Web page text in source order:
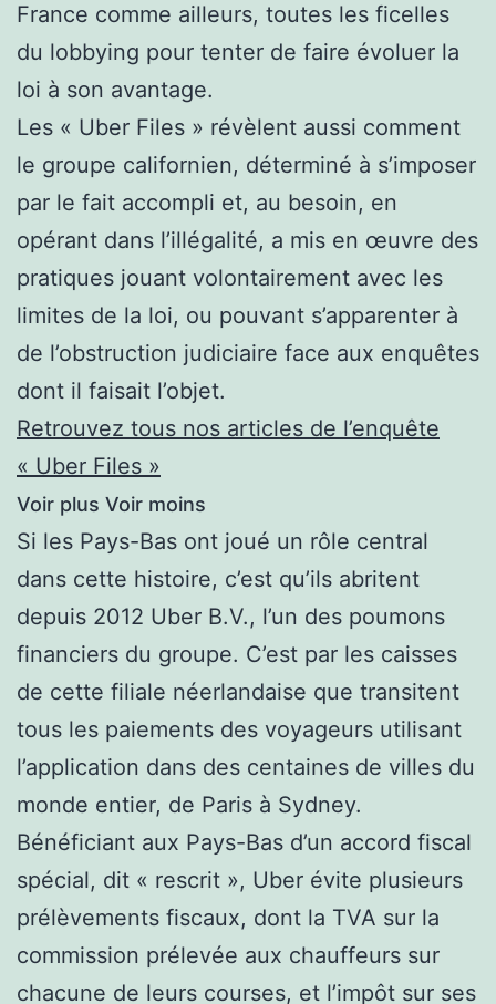
France comme ailleurs, toutes les ficelles
du lobbying pour tenter de faire évoluer la
loi à son avantage.
Les « Uber Files » révèlent aussi comment
le groupe californien, déterminé à s’imposer
par le fait accompli et, au besoin, en
opérant dans l’illégalité, a mis en œuvre des
pratiques jouant volontairement avec les
limites de la loi, ou pouvant s’apparenter à
de l’obstruction judiciaire face aux enquêtes
dont il faisait l’objet.
Retrouvez tous nos articles de l’enquête
« Uber Files »
Voir plus Voir moins
Si les Pays-Bas ont joué un rôle central
dans cette histoire, c’est qu’ils abritent
depuis 2012 Uber B.V., l’un des poumons
financiers du groupe. C’est par les caisses
de cette filiale néerlandaise que transitent
tous les paiements des voyageurs utilisant
l’application dans des centaines de villes du
monde entier, de Paris à Sydney.
Bénéficiant aux Pays-Bas d’un accord fiscal
spécial, dit « rescrit », Uber évite plusieurs
prélèvements fiscaux, dont la TVA sur la
commission prélevée aux chauffeurs sur
chacune de leurs courses, et l’impôt sur ses